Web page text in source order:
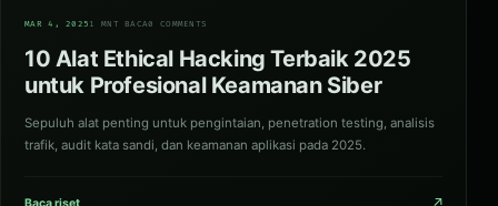
MAR 4, 2025 1 MNT BACA0 COMMENTS
10 Alat Ethical Hacking Terbaik 2025
untuk Profesional Keamanan Siber
Sepuluh alat penting untuk pengintaian, penetration testing, analisis
trafik, audit kata sandi, dan keamanan aplikasi pada 2025.
Baca riset